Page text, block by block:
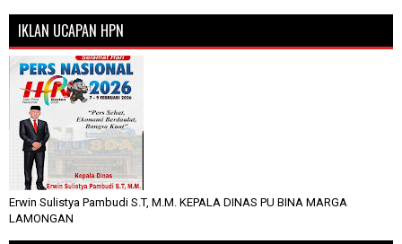
IKLAN UCAPAN HPN
Erwin Sulistya Pambudi S.T, M.M. KEPALA DINAS PU BINA MARGA
LAMONGAN